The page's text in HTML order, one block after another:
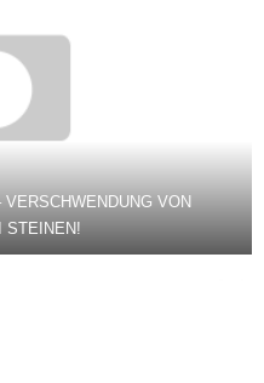
VERSCHWENDUNG VON
STEINEN!